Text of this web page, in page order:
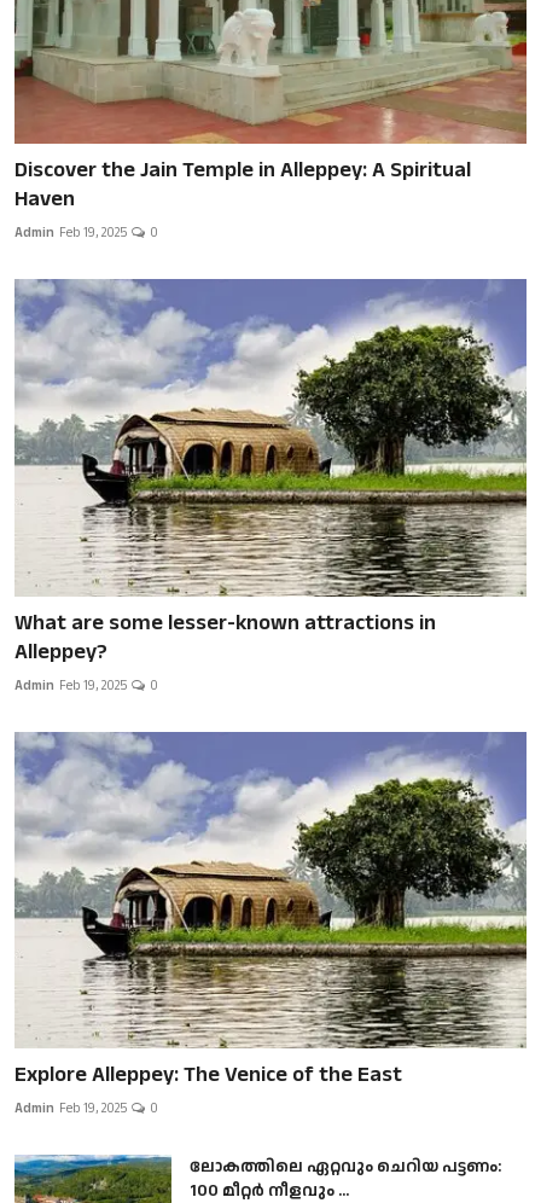
Discover the Jain Temple in Alleppey: A Spiritual
Haven
Admin Feb 19, 2025 0
What are some lesser-known attractions in
Alleppey?
Admin Feb 19, 2025 0
Explore Alleppey: The Venice of the East
Admin Feb 19, 2025 0
ലോകത്തിലെ ഏറ്റവും ചെറിയ പട്ടണം:
100 മീറ്റർ നീളവും ...